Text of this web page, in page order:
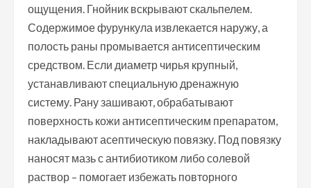
ощущения. Гнойник вскрывают скальпелем.
Содержимое фурункула извлекается наружу, а
полость раны промывается антисептическим
средством. Если диаметр чирья крупный,
устанавливают специальную дренажную
систему. Рану зашивают, обрабатывают
поверхность кожи антисептическим препаратом,
накладывают асептическую повязку. Под повязку
наносят мазь с антибиотиком либо солевой
раствор – помогает избежать повторного